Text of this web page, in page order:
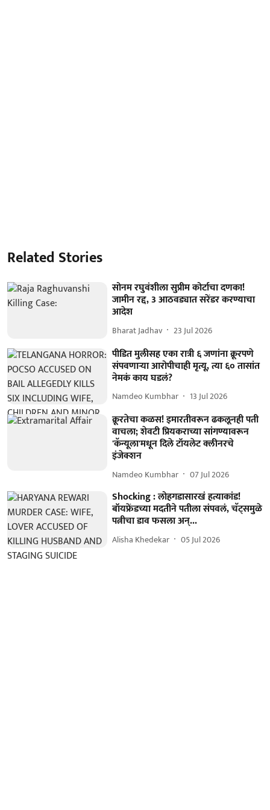
Related Stories
सोनम रघुवंशीला सुप्रीम कोर्टाचा दणका!
जामीन रद्द, 3 आठवड्यात सरेंडर करण्याचा
आदेश
Bharat Jadhav 23 Jul 2026
पीडित मुलीसह एका रात्री ६ जणांना क्रूरपणे
संपवणाऱ्या आरोपीचाही मृत्यू, त्या ६० तासांत
नेमकं काय घडलं?
Namdeo Kumbhar 13 Jul 2026
क्रूरतेचा कळस! इमारतीवरून ढकलूनही पती
वाचला; शेवटी प्रियकराच्या सांगण्यावरून
'कॅन्यूला'मधून दिले टॉयलेट क्लीनरचे
इंजेक्शन
Namdeo Kumbhar 07 Jul 2026
Shocking : लोहगडासारखं हत्याकांड!
बॉयफ्रेंडच्या मदतीने पतीला संपवलं, चॅट्समुळे
पत्नीचा डाव फसला अन्...
Alisha Khedekar 05 Jul 2026